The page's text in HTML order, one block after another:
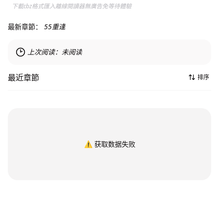
下載cbz格式匯入離線閱讀器無廣告免等待體驗
最新章節： 55重逢
上次阅读： 未阅读
最近章節 排序
⚠️ 获取数据失败